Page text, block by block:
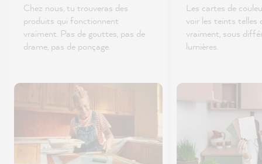
Chez nous, tu trouveras des
produits qui fonctionnent
vraiment. Pas de gouttes, pas de
drame, pas de ponçage.
Les cartes de
voir les teints telles
vraiment, sous
lumières.